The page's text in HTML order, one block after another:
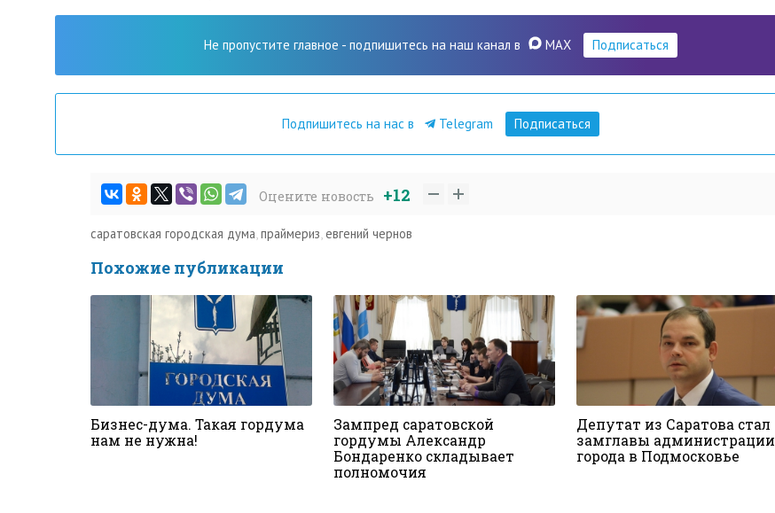
Не пропустите главное - подпишитесь на наш канал в MAX Подписаться
Подпишитесь на нас в Telegram Подписаться
Оцените новость +12
саратовская городская дума,праймериз, евгений чернов
Похожие публикации
Бизнес-дума. Такая гордума
нам не нужна!
Зампред саратовской
гордумы Александр
Бондаренко складывает
полномочия
Депутат из Саратова стал
замглавы администрации
города в Подмосковье